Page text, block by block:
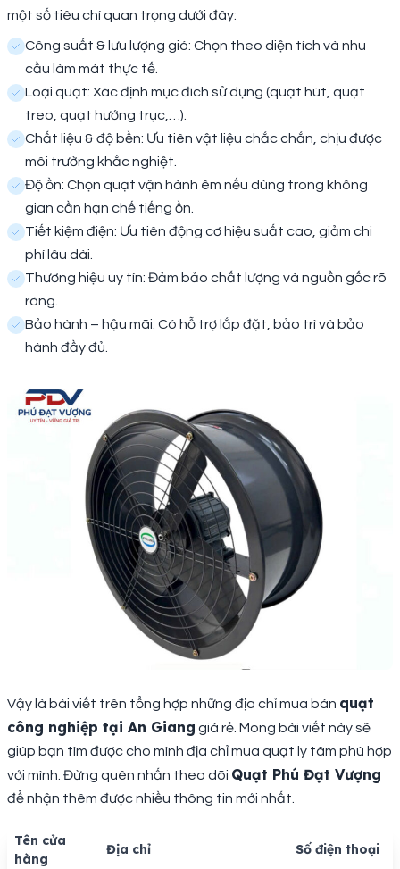
một số tiêu chí quan trọng dưới đây:
Công suất & lưu lượng gió: Chọn theo diện tích và nhu
cầu làm mát thực tế.
Loại quạt: Xác định mục đích sử dụng (quạt hút, quạt
treo, quạt hướng trục,…).
Chất liệu & độ bền: Ưu tiên vật liệu chắc chắn, chịu được
môi trường khắc nghiệt.
Độ ồn: Chọn quạt vận hành êm nếu dùng trong không
gian cần hạn chế tiếng ồn.
Tiết kiệm điện: Ưu tiên động cơ hiệu suất cao, giảm chi
phí lâu dài.
Thương hiệu uy tín: Đảm bảo chất lượng và nguồn gốc rõ
ràng.
Bảo hành – hậu mãi: Có hỗ trợ lắp đặt, bảo trì và bảo
hành đầy đủ.
Vậy là bài viết trên tổng hợp những địa chỉ mua bán quạt
công nghiệp tại An Giang giá rẻ. Mong bài viết này sẽ
giúp bạn tìm được cho mình địa chỉ mua quạt ly tâm phù hợp
với mình. Đừng quên nhấn theo dõi Quạt Phú Đạt Vượng
để nhận thêm được nhiều thông tin mới nhất.
Tên cửa
hàng
Địa chỉ Số điện thoại